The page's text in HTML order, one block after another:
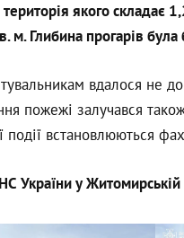
територія якого
м. Глибина прогарів
вдалося не
пожежі залучався
події встановлюються
України у Житомирській